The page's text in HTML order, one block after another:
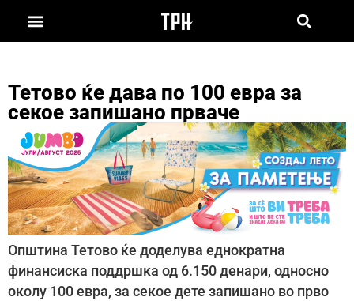
Тетово ќе дава по 100 евра за
секое запишано прваче
Општина Тетово ќе доделува еднократна
финансиска поддршка од 6.150 денари, односно
околу 100 евра, за секое дете запишано во прво